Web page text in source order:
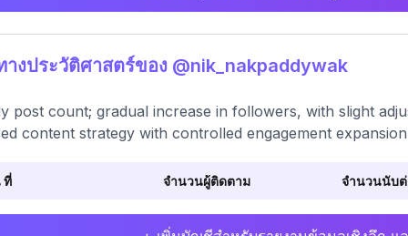
างประวัติศาสตร์ของ @nik_nakpaddywak
post count; gradual increase in followers, with slight
content strategy with controlled engagement
ที่ จำนวนผู้ติดตาม จำนวนนับ